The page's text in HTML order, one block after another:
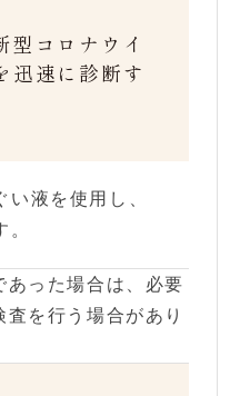
型コロナウイ
迅速に診断す
液を使用し、
あった場合は、必要
を行う場合があり